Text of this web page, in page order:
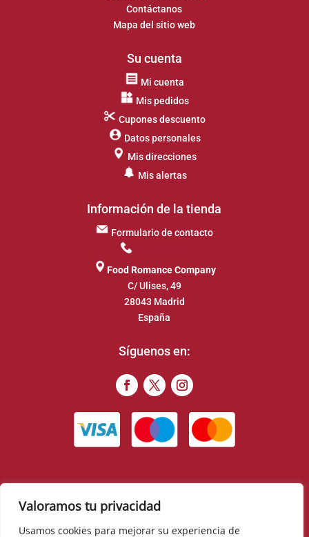
Valoramos tu privacidad
Usamos cookies para mejorar su experiencia de
Contáctanos
Mapa del sitio web
Su cuenta
Mi cuenta
Mis pedidos
Cupones descuento
Datos personales
Mis direcciones
Mis alertas
Información de la tienda
Formulario de contacto
Food Romance Company
C/ Ulises, 49
28043 Madrid
España
Síguenos en:
© 2022 – Food Romance Company – Todos los derechos
reservados